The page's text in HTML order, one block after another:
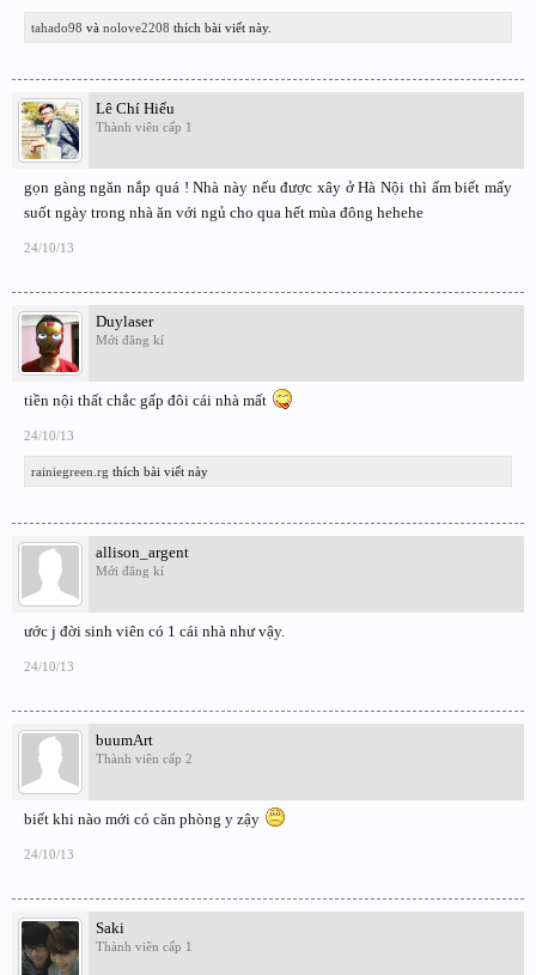
tahado98 và nolove2208 thích bài viết này.
Lê Chí Hiếu
Thành viên cấp 1
gọn gàng ngăn nắp quá ! Nhà này nếu được xây ở Hà Nội thì ấm biết mấy
suốt ngày trong nhà ăn với ngủ cho qua hết mùa đông hehehe
24/10/13
Duylaser
Mới đăng kí
tiền nội thất chắc gấp đôi cái nhà mất
24/10/13
rainiegreen.rg thích bài viết này
allison_argent
Mới đăng kí
ước j đời sinh viên có 1 cái nhà như vậy.
24/10/13
buumArt
Thành viên cấp 2
biết khi nào mới có căn phòng y zậy
24/10/13
Saki
Thành viên cấp 1